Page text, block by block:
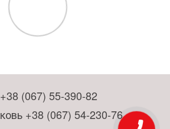
(067) 55-390-82
+38 (067) 54-230-76